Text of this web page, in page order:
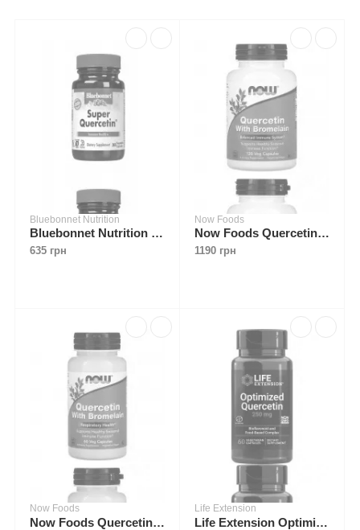
Bluebonnet Nutrition
Bluebonnet Nutrition Super Quercetin 30 caps
635 грн
Now Foods
Now Foods Quercetin With Bromelain 120 caps
1190 грн
Now Foods
Now Foods Quercetin With Bromelain 60 caps
Life Extension
Life Extension Optimized Quercetin 250 mg 60 caps